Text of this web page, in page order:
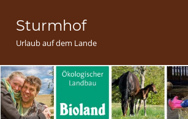
Inhalt
springen
Sturmhof
Urlaub auf dem Lande